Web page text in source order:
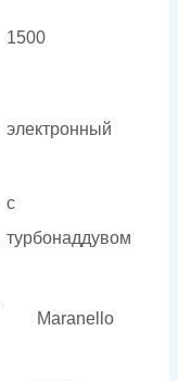
1500
электронный
с
турбонаддувом
Maranello